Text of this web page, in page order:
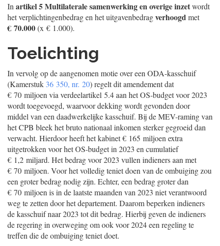
In artikel 5 Multilaterale samenwerking en overige inzetwordt
het verplichtingenbedrag en het uitgavenbedragverhoogdmet
€ 70.000(x € 1.000).
Toelichting
In vervolg op de aangenomen motie over een ODA-kasschuif
(Kamerstuk 36 350, nr. 20) regelt dit amendement dat
€ 70 miljoen via verdeelartikel 5.4 aan het OS-budget voor 2023
wordt toegevoegd, waarvoor dekking wordt gevonden door
middel van een daadwerkelijke kasschuif. Bij de MEV-raming van
het CPB bleek het bruto nationaal inkomen sterker gegroeid dan
verwacht. Hierdoor heeft het kabinet € 165 miljoen extra
uitgetrokken voor het OS-budget in 2023 en cumulatief
€ 1,2 miljard. Het bedrag voor 2023 vullen indieners aan met
€ 70 miljoen. Voor het volledig teniet doen van de ombuiging zou
een groter bedrag nodig zijn. Echter, een bedrag groter dan
€ 70 miljoen is in de laatste maanden van 2023 niet verantwoord
weg te zetten door het departement. Daarom beperken indieners
de kasschuif naar 2023 tot dit bedrag. Hierbij geven de indieners
de regering in overweging om ook voor 2024 een regeling te
treffen die de ombuiging teniet doet.